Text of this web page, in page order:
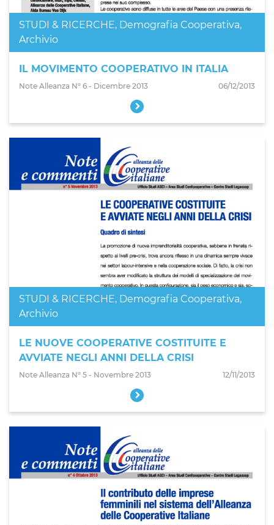
STUDI & RICERCHE, Demografia Cooperativa,
Archivio
IL MOVIMENTO COOPERATIVO IN ITALIA
Note Alleanza N° 6 - Dicembre 2013 06/12/2013
STUDI & RICERCHE, Demografia Cooperativa,
Archivio
LE NUOVE COOPERATIVE COSTITUITE E
AVVIATE NEGLI ANNI DELLA CRISI
Note Alleanza N° 5 - Novembre 2013 12/11/2013